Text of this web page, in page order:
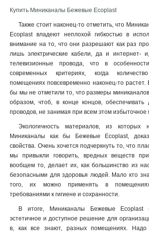
Купить Миниканалы Бежевые Ecoplast
Также стоит наконец-то отметить, что
Ecoplast владеют неплохой гибкостью в
внимание на то, что они разрешают как раз
лишь электрические кабели, да и интернет-
телевизионные провода, что в
современных критериях, когда
помещениях повсевременно наконец-то
бы мы не отметили то, что размеры
образом, чтоб, в конце концов, обеспечивать
проводов, не занимая при всем этом избыточное
Экологичность материалов, из которых
Миниканалы как бы Бежевые Ecoplast,
свойства. Очень хочется подчеркнуть то, что
мы привыкли говорить, вредных веществ при
вообщем то, делает их, как большинство из
безопасными для здоровья людей. Мало кто
того, их можно применять в
требованиями к гигиене и сохранности.
В итоге, Миниканалы Бежевые Ecoplast
эстетичное и доступное решение для
в, как все знают, разных помещениях. Надо